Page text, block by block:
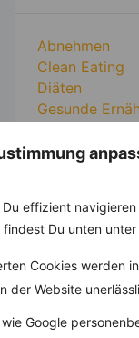
effizient
Du unten
Cookies werden
der Website
Google
Abnehmen
Clean Eating
Diäten
Gesunde
High Protein
Low Carb
Low Fat
Vegan
Vegetarisch
Vitalstoffe